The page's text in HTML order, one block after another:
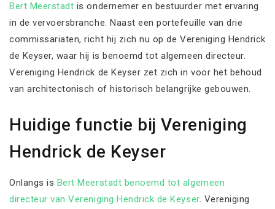
Bert Meerstadt is ondernemer en bestuurder met ervaring
in de vervoersbranche. Naast een portefeuille van drie
commissariaten, richt hij zich nu op de Vereniging Hendrick
de Keyser, waar hij is benoemd tot algemeen directeur.
Vereniging Hendrick de Keyser zet zich in voor het behoud
van architectonisch of historisch belangrijke gebouwen.
Huidige functie bij Vereniging
Hendrick de Keyser
Onlangs is Bert Meerstadt benoemd tot algemeen
directeur van Vereniging Hendrick de Keyser. Vereniging